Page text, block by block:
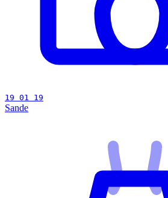
19 01 19
Sande